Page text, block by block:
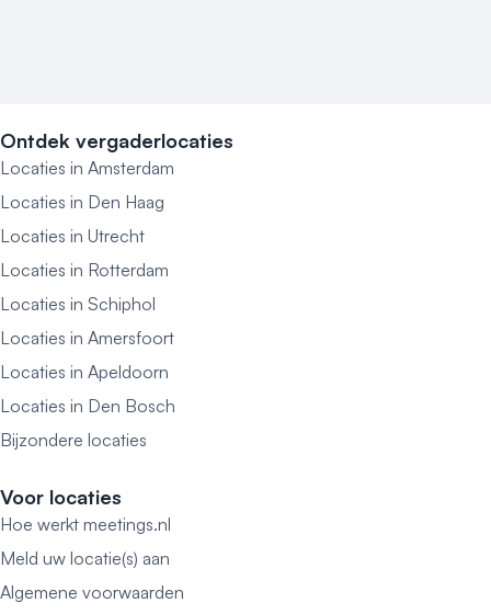
Ontdek vergaderlocaties
Locaties in Amsterdam
Locaties in Den Haag
Locaties in Utrecht
Locaties in Rotterdam
Locaties in Schiphol
Locaties in Amersfoort
Locaties in Apeldoorn
Locaties in Den Bosch
Bijzondere locaties
Voor locaties
Hoe werkt meetings.nl
Meld uw locatie(s) aan
Algemene voorwaarden